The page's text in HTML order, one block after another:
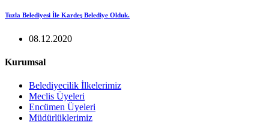
Tuzla Belediyesi İle Kardeş Belediye Olduk.
08.12.2020
Kurumsal
Belediyecilik İlkelerimiz
Meclis Üyeleri
Encümen Üyeleri
Müdürlüklerimiz